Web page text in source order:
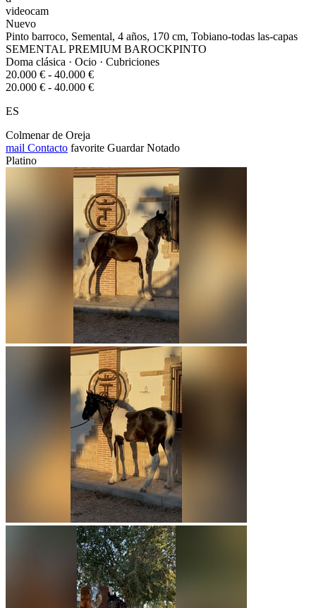
videocam
Nuevo
Pinto barroco, Semental, 4 años, 170 cm, Tobiano-todas las-capas
SEMENTAL PREMIUM BAROCKPINTO
Doma clásica · Ocio · Cubriciones
20.000 € - 40.000 €
20.000 € - 40.000 €
ES
Colmenar de Oreja
mail Contacto favorite Guardar Notado
Platino